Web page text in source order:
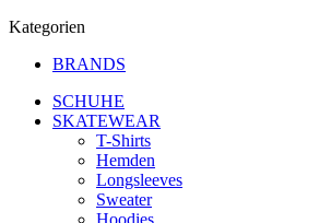
Kategorien
BRANDS
SCHUHE
SKATEWEAR
T-Shirts
Hemden
Longsleeves
Sweater
Hoodies